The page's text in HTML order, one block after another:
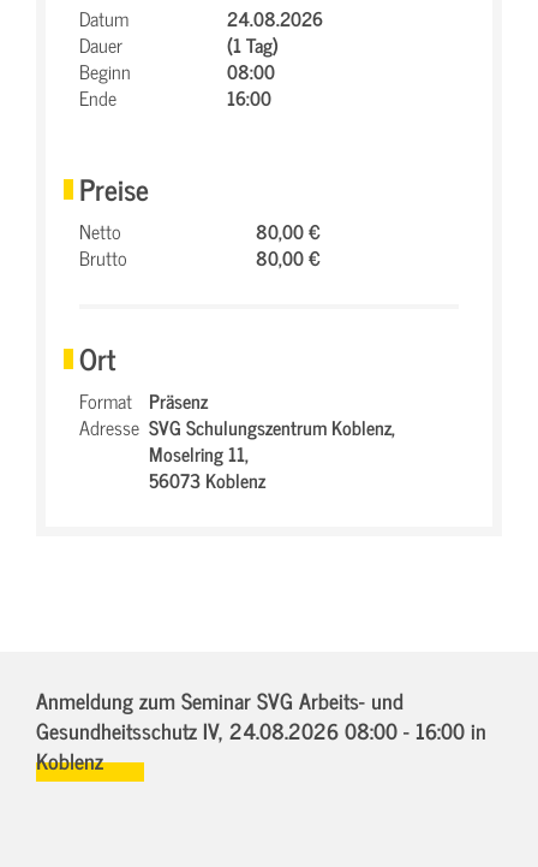
Datum
24.08.2026
Dauer
(1 Tag)
Beginn
08:00
Ende
16:00
Preise
Netto
80,00 €
Brutto
80,00 €
Ort
Format Präsenz
Adresse SVG Schulungszentrum Koblenz,
Moselring 11,
56073 Koblenz
Anmeldung zum Seminar SVG Arbeits- und
Gesundheitsschutz IV, 24.08.2026 08:00 - 16:00in
Koblenz